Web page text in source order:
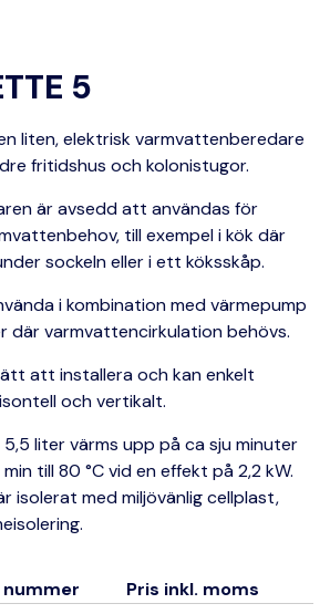
5
en liten, elektrisk varmvattenberedare
fritidshus och kolonistugor.
är avsedd att användas för
till exempel i kök där
sockeln eller i ett köksskåp.
i kombination med värmepump
där varmvattencirkulation behövs.
lätt att installera och kan enkelt
och vertikalt.
liter värms upp på ca sju minuter
till 80 °C vid en effekt på 2,2 kW.
isolerat med miljövänlig cellplast,
nummer Pris inkl. moms